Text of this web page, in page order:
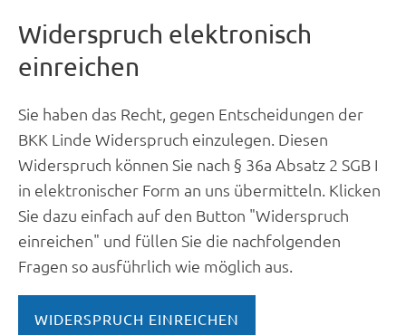
Widerspruch elektronisch
einreichen
Sie haben das Recht, gegen Entscheidungen der
BKK Linde Widerspruch einzulegen. Diesen
Widerspruch können Sie nach § 36a Absatz 2 SGB I
in elektronischer Form an uns übermitteln. Klicken
Sie dazu einfach auf den Button "Widerspruch
einreichen" und füllen Sie die nachfolgenden
Fragen so ausführlich wie möglich aus.
WIDERSPRUCH EINREICHEN